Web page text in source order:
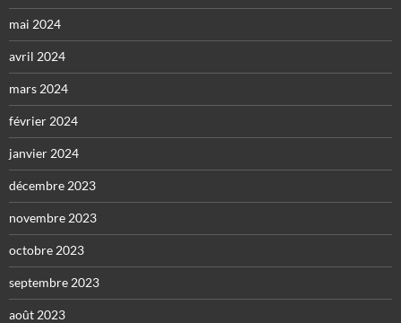
mai 2024
avril 2024
mars 2024
février 2024
janvier 2024
décembre 2023
novembre 2023
octobre 2023
septembre 2023
août 2023